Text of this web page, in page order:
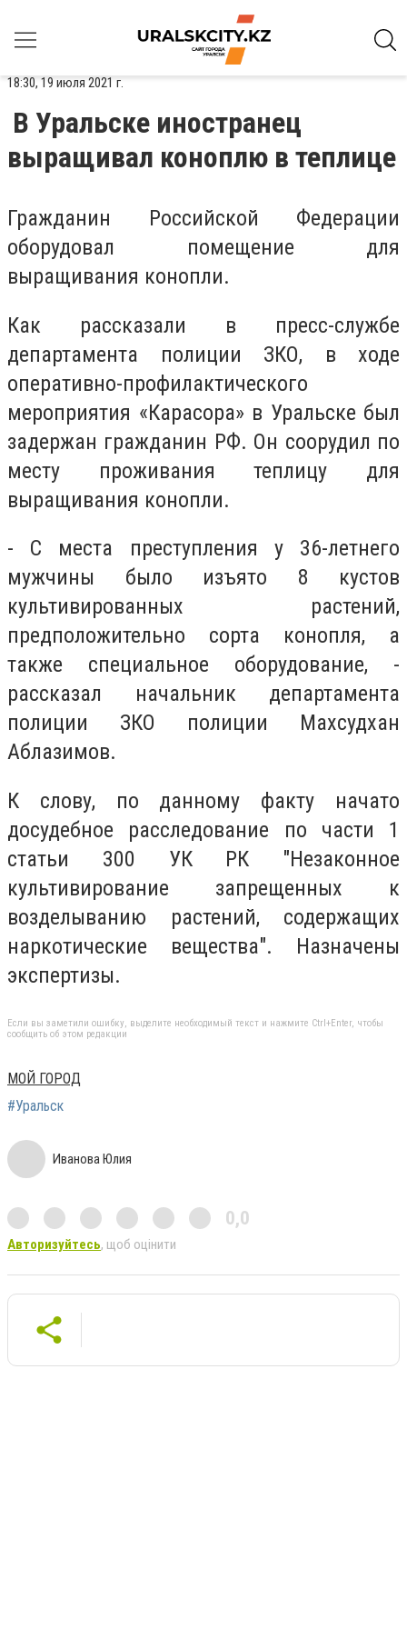
18:30, 19 июля 2021 г.
В Уральске иностранец
выращивал коноплю в теплице
Гражданин Российской Федерации
оборудовал помещение для
выращивания конопли.
Как рассказали в пресс-службе
департамента полиции ЗКО, в ходе
оперативно-профилактического
мероприятия «Карасора» в Уральске был
задержан гражданин РФ. Он соорудил по
месту проживания теплицу для
выращивания конопли.
- С места преступления у 36-летнего
мужчины было изъято 8 кустов
культивированных растений,
предположительно сорта конопля, а
также специальное оборудование, -
рассказал начальник департамента
полиции ЗКО полиции Махсудхан
Аблазимов.
К слову, по данному факту начато
досудебное расследование по части 1
статьи 300 УК РК "Незаконное
культивирование запрещенных к
возделыванию растений, содержащих
наркотические вещества". Назначены
экспертизы.
Если вы заметили ошибку, выделите необходимый текст и нажмите Ctrl+Enter, чтобы
сообщить об этом редакции
МОЙ ГОРОД
#Уральск
Иванова Юлия
0,0
Авторизуйтесь, щоб оцінити